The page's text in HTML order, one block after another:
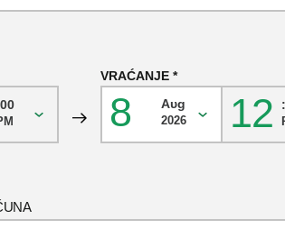
VRAĆANJE
8 Αυg
2026 12